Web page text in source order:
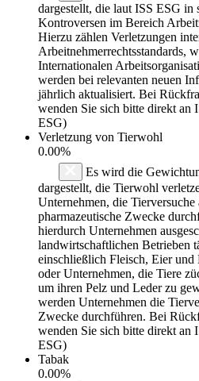
dargestellt, die laut ISS ESG in
Kontroversen im Bereich
Hierzu zählen Verletzungen
Arbeitnehmerrechtsstandards,
Internationalen
werden bei relevanten neuen
jährlich aktualisiert. Bei
wenden Sie sich bitte direkt an
ESG)
Verletzung von Tierwohl
0.00%
Es wird die
dargestellt, die Tierwohl
Unternehmen, die
pharmazeutische Zwecke
hierdurch Unternehmen
landwirtschaftlichen Betrieben
einschließlich Fleisch, Eier
oder Unternehmen, die Tiere
um ihren Pelz und Leder zu
werden Unternehmen die
Zwecke durchführen. Bei
wenden Sie sich bitte direkt an
ESG)
Tabak
0.00%